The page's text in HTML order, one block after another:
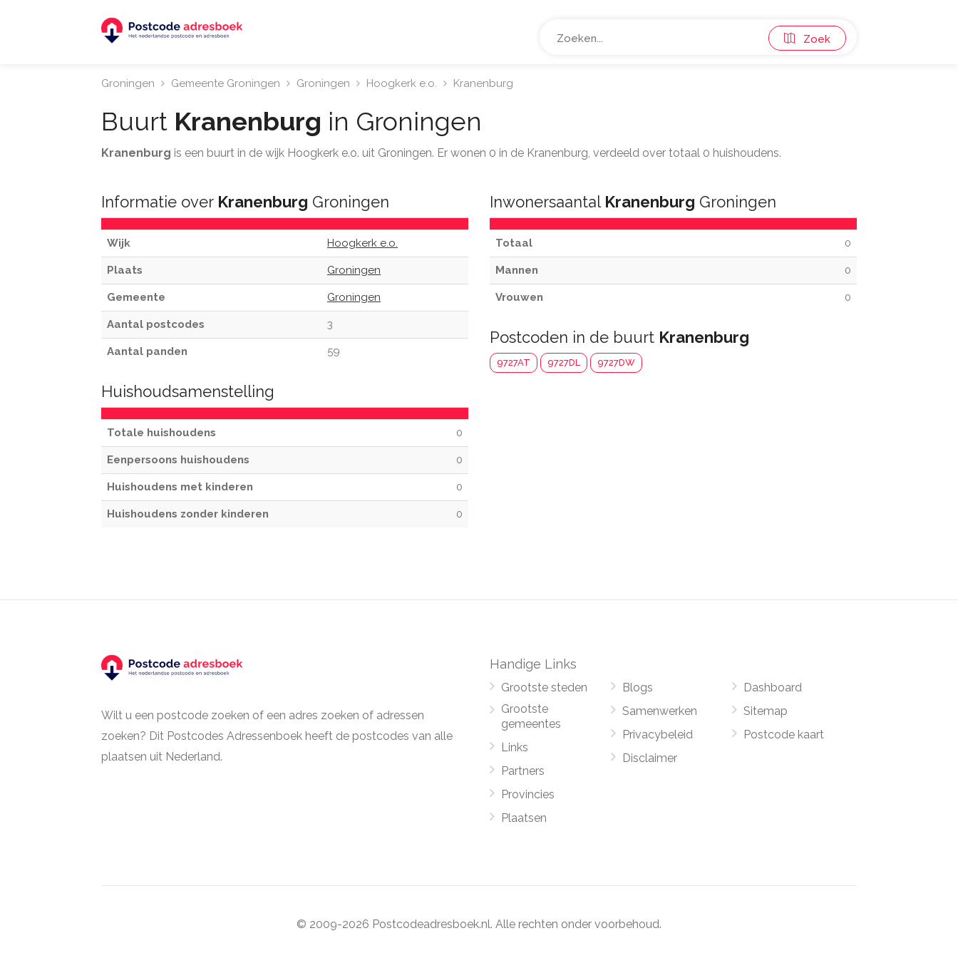
Zoek
Groningen Gemeente Groningen Groningen Hoogkerk e.o. Kranenburg
Buurt Kranenburg in Groningen
Kranenburg is een buurt in de wijk Hoogkerk e.o. uit Groningen. Er wonen 0 in de Kranenburg, verdeeld over totaal 0 huishoudens.
Informatie over Kranenburg Groningen
Wijk Hoogkerk e.o.
Plaats Groningen
Gemeente Groningen
Aantal postcodes 3
Aantal panden 59
Huishoudsamenstelling
Totale huishoudens 0
Eenpersoons huishoudens 0
Huishoudens met kinderen 0
Huishoudens zonder kinderen 0
Inwonersaantal Kranenburg Groningen
Totaal 0
Mannen 0
Vrouwen 0
Postcoden in de buurt Kranenburg
9727AT 9727DL 9727DW
Wilt u een postcode zoeken of een adres zoeken of adressen
zoeken? Dit Postcodes Adressenboek heeft de postcodes van alle
plaatsen uit Nederland.
Handige Links
Grootste steden
Grootste
gemeentes
Links
Partners
Provincies
Plaatsen
Blogs
Samenwerken
Privacybeleid
Disclaimer
Dashboard
Sitemap
Postcode kaart
© 2009-2026 Postcodeadresboek.nl. Alle rechten onder voorbehoud.